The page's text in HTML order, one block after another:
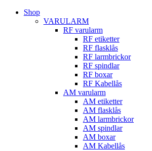
Shop
VARULARM
RF varularm
RF etiketter
RF flasklås
RF larmbrickor
RF spindlar
RF boxar
RF Kabellås
AM varularm
AM etiketter
AM flasklås
AM larmbrickor
AM spindlar
AM boxar
AM Kabellås